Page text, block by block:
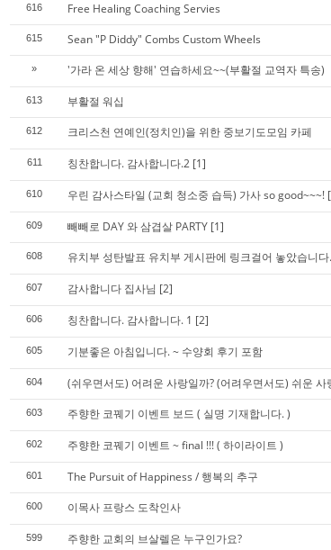
616 Free Healing Coaching Servies
615 Sean "P Diddy" Combs Custom Wheels
» '가라 온 세상 향해' 연습하세요~~(부활절 교역자 특송)
613 부활절 워십
612 크리스천 연예인(정치인)을 위한 중보기도모임 카페
611 칭찬합니다. 감사합니다.2 [1]
610 우린 감사스타일 (교회 청소중 습득) 가사 so good~~~!
609 빼빼로 DAY 와 삼겹살 PARTY [1]
608 유치부 성탄발표 유치부 게시판에 링크걸어 놓았습니다.
607 감사합니다 집사님 [2]
606 칭찬합니다. 감사합니다. 1 [2]
605 기분좋은 아침입니다. ~ 수양회 후기 포함
604 (쉬우면서도) 어려운 사랑일까? (어려우면서도) 쉬운 사
603 주향한 코꿰기 이벤트 보드 ( 실명 기재합니다. )
602 주향한 코꿰기 이벤트 ~ final !!! ( 하이라이트 )
601 The Pursuit of Happiness / 행복의 추구
600 이목사 프랑스 도착인사
599 주향한 교회의 브살렐은 누구인가요?